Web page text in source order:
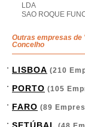
LDA
SAO ROQUE
Outras empresas de
Concelho
LISBOA (210
PORTO (105
FARO (89